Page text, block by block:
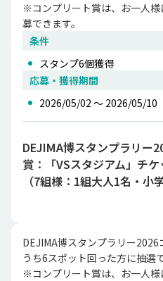
※コンプリート賞は、お一人
募できます。
条件
スタンプ6個獲得
応募・獲得期間
2026/05/02 〜 2026/05/10
DEJIMA博スタンプラリー
賞：「VSスタジアム」チ
（7組様：1組大人1名・小
DEJIMA博スタンプラリー
うち6スポット回った方に抽選
※コンプリート賞は、お一人